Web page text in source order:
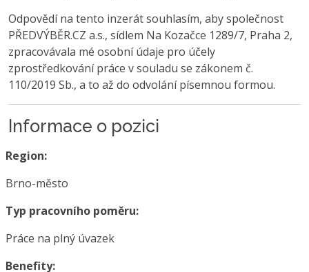
Odpovědí na tento inzerát souhlasím, aby společnost
PŘEDVÝBĚR.CZ a.s., sídlem Na Kozačce 1289/7, Praha 2,
zpracovávala mé osobní údaje pro účely
zprostředkování práce v souladu se zákonem č.
110/2019 Sb., a to až do odvolání písemnou formou.
Informace o pozici
Region:
Brno-město
Typ pracovního poměru:
Práce na plný úvazek
Benefity: